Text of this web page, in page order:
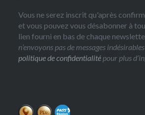
Vous ne serez inscrit qu'après
et vous pouvez vous désabonner à
lien fourni en bas de chaque
n’envoyons pas de messages
politique de confidentialité pour plus